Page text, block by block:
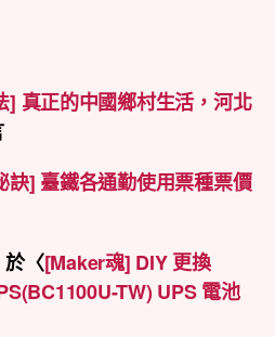
] 真正的中國鄉村生活，河北
訣] 臺鐵各通勤使用票種票價
於〈[Maker魂] DIY 更換
TW) UPS 電池